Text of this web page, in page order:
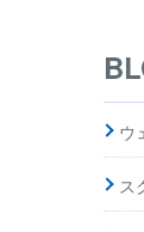
ウ
ス